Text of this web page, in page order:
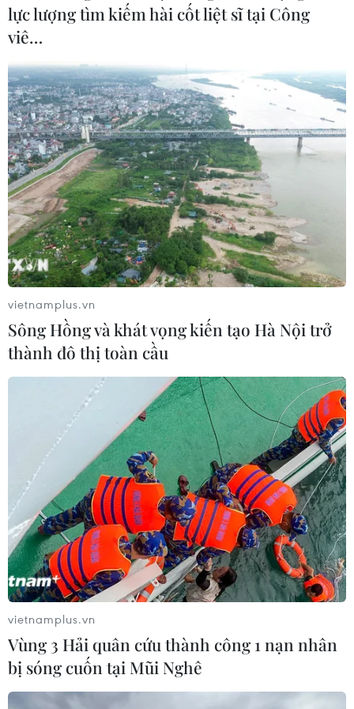
lực lượng tìm kiếm hài cốt liệt sĩ tại Công
viê…
vietnamplus.vn
Sông Hồng và khát vọng kiến tạo Hà Nội trở
thành đô thị toàn cầu
vietnamplus.vn
Vùng 3 Hải quân cứu thành công 1 nạn nhân
bị sóng cuốn tại Mũi Nghê